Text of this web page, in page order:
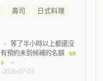
壽司 日式料理
等了半小時以上都還沒
有預約未到候補的名額
看更
多
-2026-07-03